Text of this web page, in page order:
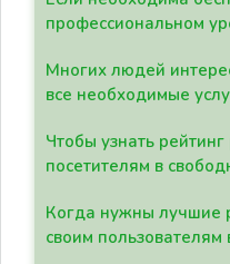
профессиональном
Многих людей
все необходимые
Чтобы узнать
посетителям в
Когда нужны лучшие
своим